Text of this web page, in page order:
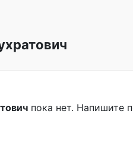
пока нет. Напишите